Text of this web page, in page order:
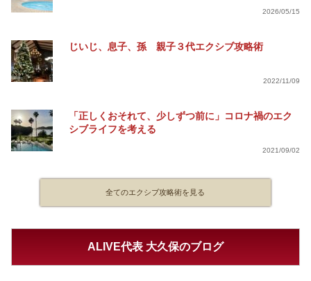
2026/05/15
じいじ、息子、孫 親子３代エクシブ攻略術
2022/11/09
「正しくおそれて、少しずつ前に」コロナ禍のエク
シブライフを考える
2021/09/02
全てのエクシブ攻略術を見る
ALIVE代表 大久保のブログ